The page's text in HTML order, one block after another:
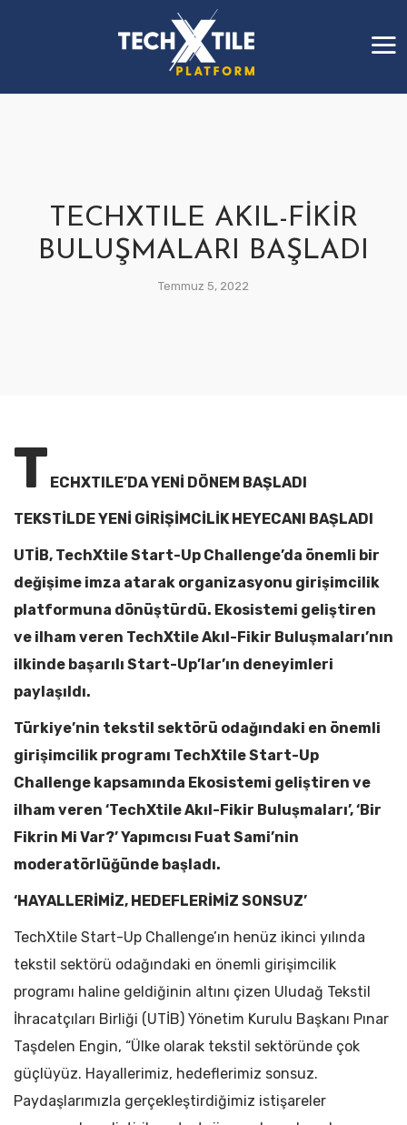
TECHXTILE AKIL-FİKİR
BULUŞMALARI BAŞLADI
Temmuz 5, 2022
T ECHXTILE’DA YENİ DÖNEM BAŞLADI
TEKSTİLDE YENİ GİRİŞİMCİLİK HEYECANI BAŞLADI
UTİB, TechXtile Start-Up Challenge’da önemli bir
değişime imza atarak organizasyonu girişimcilik
platformuna dönüştürdü. Ekosistemi geliştiren
ve ilham veren TechXtile Akıl-Fikir Buluşmaları’nın
ilkinde başarılı Start-Up’lar’ın deneyimleri
paylaşıldı.
Türkiye’nin tekstil sektörü odağındaki en önemli
girişimcilik programı TechXtile Start-Up
Challenge kapsamında Ekosistemi geliştiren ve
ilham veren ‘TechXtile Akıl-Fikir Buluşmaları’, ‘Bir
Fikrin Mi Var?’ Yapımcısı Fuat Sami’nin
moderatörlüğünde başladı.
‘HAYALLERİMİZ, HEDEFLERİMİZ SONSUZ’
TechXtile Start-Up Challenge’ın henüz ikinci yılında
tekstil sektörü odağındaki en önemli girişimcilik
programı haline geldiğinin altını çizen Uludağ Tekstil
İhracatçıları Birliği (UTİB) Yönetim Kurulu Başkanı Pınar
Taşdelen Engin, “Ülke olarak tekstil sektöründe çok
güçlüyüz. Hayallerimiz, hedeflerimiz sonsuz.
Paydaşlarımızla gerçekleştirdiğimiz istişareler